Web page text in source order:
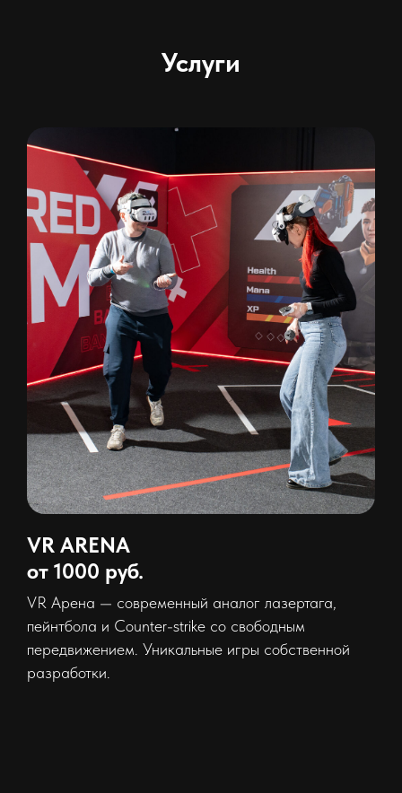
Услуги
VR ARENA
от 1000 руб.
VR Арена — современный аналог лазертага,
пейнтбола и Сounter-strike со свободным
передвижением. Уникальные игры собственной
разработки.